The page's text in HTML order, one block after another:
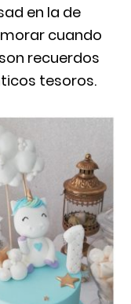
en la de
cuando
recuerdos
tesoros.